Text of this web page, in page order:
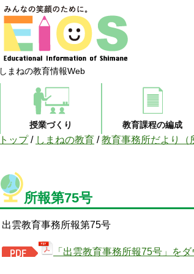
しまねの教育情報Web
授業づくり 教育課程の編成
現
位
置：
トップ/ しまねの教育 /教育事務所だより（
所報第75号
出雲教育事務所報第75号
「出雲教育事務所報75号」を